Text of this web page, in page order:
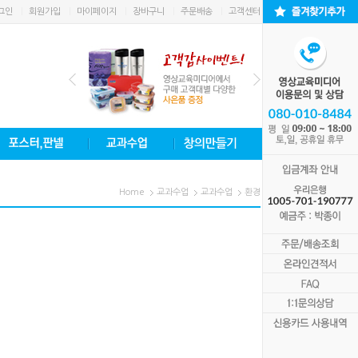
인 회원가입 마이페이지 장바구니 주문배송 고객센터
Home 교과수업 교과수업 환경